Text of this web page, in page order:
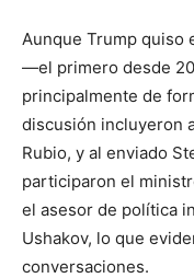
Aunque Trump quiso
—el primero desde
principalmente de
discusión incluyeron
Rubio, y al enviado
participaron el
el asesor de política
Ushakov, lo que
conversaciones.